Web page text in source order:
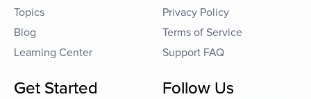
Topics
Blog
Learning Center
Privacy Policy
Terms of Service
Support FAQ
Get Started Follow Us